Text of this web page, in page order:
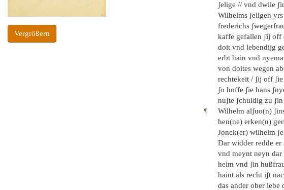
Vergrößern
ʃelige // vnd dwile
Wilhelms ʃeligen
frederichs
kaffe gefallen ʃij off
doit vnd lebendijg
erbt hain vnd
von doites wegen
rechtekeit / ʃij off
ʃo hoffe ʃie hans
nuʃte ʃchuldig zu
¶
Wilhelm alʃuo(n)
hen(ne) erken(n)
Jonck(er) wilhelm
Dar widder redde er
vnd meynt neyn dar
helm vnd ʃin
haint als recht iʃt
das ander ober lebe